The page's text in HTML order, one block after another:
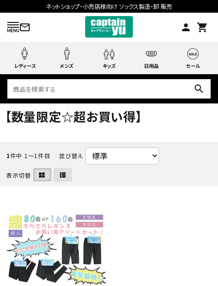
ネットショップ・小売店様向け ソックス製造・卸 販売
mail_outline person shopping_cart
レディース メンズ キッズ 日用品 セール
search
ようこそ ゲスト 様
card_giftcard
カテゴリー
【数量限定☆超お買い得】
1件中 1〜1件目 並び替え
表示切替